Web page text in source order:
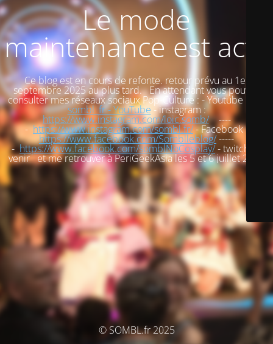
Le mode
maintenance est actif
Ce blog est en cours de refonte. retour prévu au 1er
septembre 2025 au plus tard. En attendant vous pouvez
consulter mes réseaux sociaux Pop-Culture : - Youtube :
sombl_fr - YouTube - instagram :
https://www.instagram.com/loic.somb/----
-https://www.instagram.com/sombl.fr/- Facebook :
https://www.facebook.com/Somblleblog/-----
-https://www.facebook.com/somblNoCosplay/- twitch : à
venir et me retrouver à PeriGeekAsia les 5 et 6 juillet 2025
© SOMBL.fr 2025